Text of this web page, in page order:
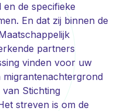
de specifieke
En dat zij binnen de
partners
vinden voor uw
Stichting
streven is om de